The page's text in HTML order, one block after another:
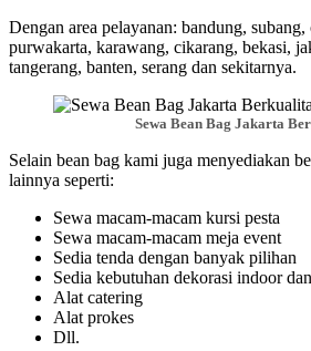
Dengan area pelayanan: bandung,
purwakarta, karawang, cikarang, bekasi,
tangerang, banten, serang dan sekitarnya.
Sewa Bean Bag Jakarta
Selain bean bag kami juga menyediakan
lainnya seperti:
Sewa macam-macam kursi pesta
Sewa macam-macam meja event
Sedia tenda dengan banyak pilihan
Sedia kebutuhan dekorasi indoor
Alat catering
Alat prokes
Dll.